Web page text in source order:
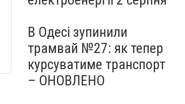
В Одесі зупинили
трамвай №27: як тепер
курсуватиме транспорт
– ОНОВЛЕНО